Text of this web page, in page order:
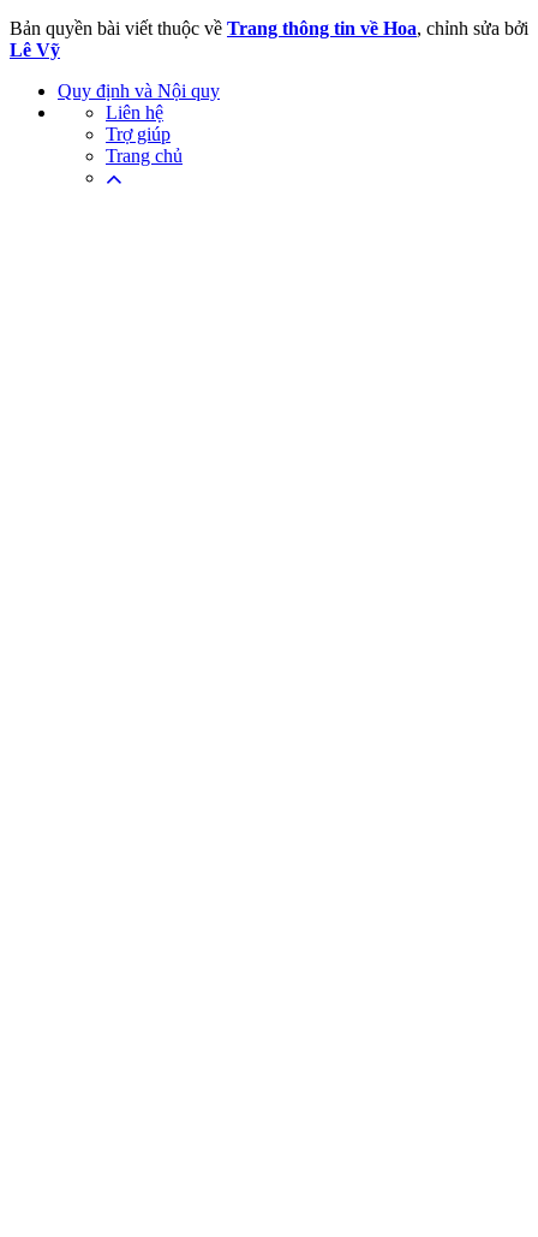
Bản quyền bài viết thuộc về Trang thông tin về Hoa, chỉnh sửa bởi
Lê Vỹ
Quy định và Nội quy
Liên hệ
Trợ giúp
Trang chủ